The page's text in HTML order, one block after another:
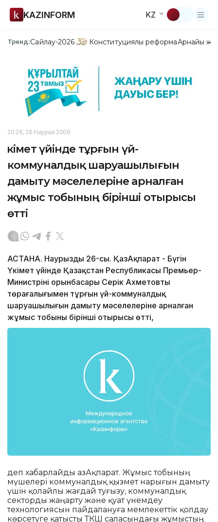
KAZINFORM KZ
Тренд:Сайлау-2026 Конституциялық реформаАрнайы
20:26, 26 Наурыз 2009
Үкімет үйінде тұрғын үй-
коммуналдық шаруашылығын
дамыту мәселелеріне арналған
жұмыс тобының бірінші отырысы
өтті
АСТАНА. Наурыздың 26-сы. ҚазАқпарат - Бүгін
Үкімет үйінде Қазақстан Республикасы Премьер-
Министрінің орынбасары Серік Ахметовтың
төрағалығымен тұрғын үй-коммуналдық
шаруашылығын дамыту мәселелеріне арналған
жұмыс тобының бірінші отырысы өтті,
деп хабарлайды ҚазАқпарат. Жұмыс тобының
мүшелері коммуналдық қызмет нарығын дамыту
үшін қолайлы жағдай туғызу, коммуналдық
секторды жаңарту және қуат үнемдеу
технологиясын пайдалануға мемлекеттік қолдау
көрсетуге қатысты ТКШ саласындағы жұмыстың